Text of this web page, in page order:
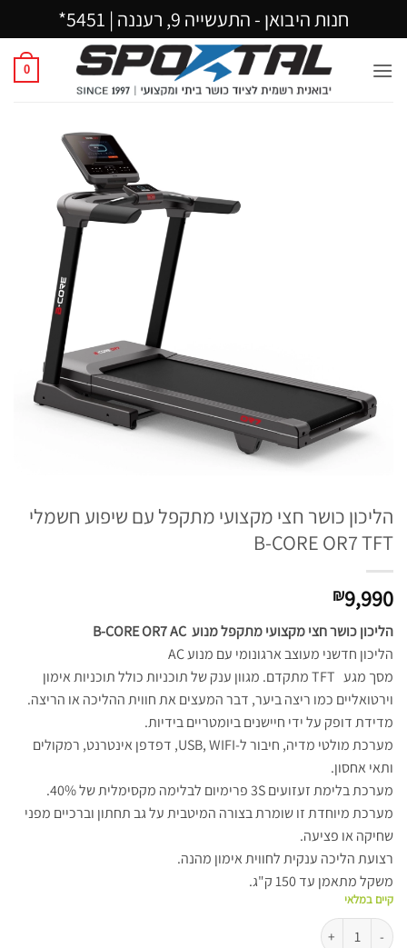
חנות היבואן - התעשייה 9, רעננה | 5451*
0
הליכון כושר חצי מקצועי מתקפל עם שיפוע חשמלי
B-CORE OR7 TFT
₪9,990
הליכון כושר חצי מקצועי מתקפל מנוע B-CORE OR7 AC
הליכון חדשני מעוצב ארגונומי עם מנוע AC
מסך מגע TFT מתקדם. מגוון ענק של תוכניות כולל תוכניות אימון
וירטואליים כמו ריצה ביער, דבר המעצים את חווית ההליכה או הריצה.
מדידת דופק על ידי חיישנים ביומטריים בידיות.
מערכת מולטי מדיה, חיבור ל-USB, WIFI, דפדפן אינטרנט, רמקולים
ותאי אחסון.
מערכת בלימת זעזועים 3S פרימיום לבלימה מקסימלית של 40%.
מערכת מיוחדת זו שומרת בצורה המיטבית על גב תחתון וברכיים מפני
שחיקה או פציעה.
רצועת הליכה ענקית לחווית אימון מהנה.
משקל מתאמן עד 150 ק"ג.
קיים במלאי
כמות של הליכון כושר חצי מקצועי מתקפל עם שיפוע חשמלי B-CORE OR7 TFT